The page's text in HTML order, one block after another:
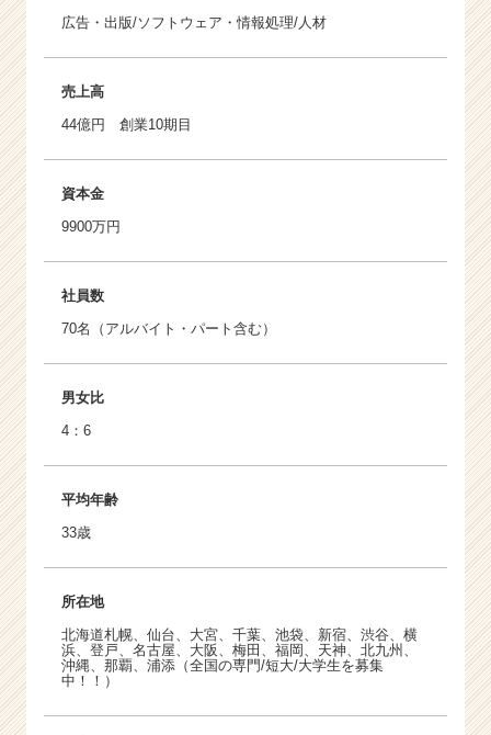
広告・出版/ソフトウェア・情報処理/人材
売上高
44億円 創業10期目
資本金
9900万円
社員数
70名（アルバイト・パート含む）
男女比
4：6
平均年齢
33歳
所在地
北海道札幌、仙台、大宮、千葉、池袋、新宿、渋谷、横
浜、登戸、名古屋、大阪、梅田、福岡、天神、北九州、
沖縄、那覇、浦添（全国の専門/短大/大学生を募集
中！！）